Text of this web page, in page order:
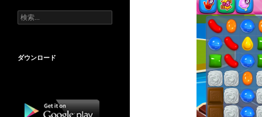
検
索:
ダウンロード